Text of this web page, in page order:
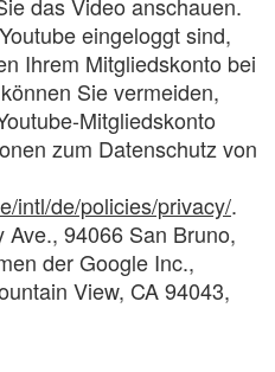
eingeloggt sind,
Ihrem Mitgliedskonto bei
Sie vermeiden,
Mitgliedskonto
zum Datenschutz von
intl/de/policies/privacy/.
Ave., 94066 San Bruno,
der Google Inc.,
View, CA 94043,